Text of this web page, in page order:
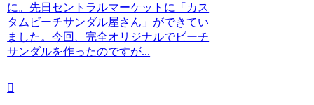
に。先日セントラルマーケットに「カス
タムビーチサンダル屋さん」ができてい
ました。今回、完全オリジナルでビーチ
サンダルを作ったのですが...